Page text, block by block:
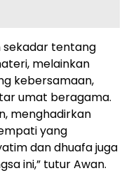
sekadar tentang
melainkan
kebersamaan,
umat beragama.
menghadirkan
yang
dan dhuafa juga
ini,” tutur Awan.